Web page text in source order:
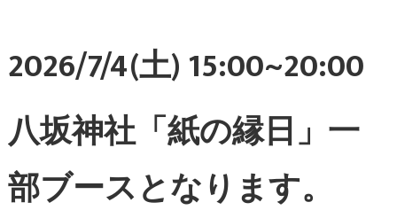
2026/7/4(土) 15:00~20:00
八坂神社「紙の縁日」一
部ブースとなります。